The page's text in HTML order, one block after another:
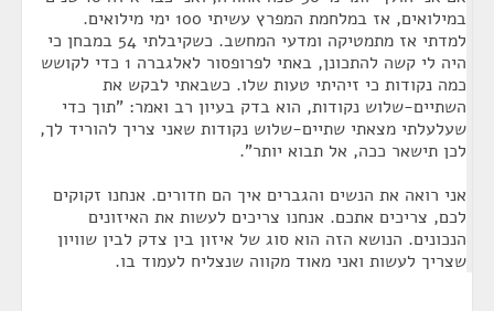
במילואים, אז במלחמת המפרץ עשיתי 100 ימי מילואים.
למדתי אז מתמטיקה ומדעי המחשב. כשקיבלתי 54 במבחן כי
היה לי קשה להתכונן, באתי לפרופסור לאלגברה 1 כדי לקושש
כמה נקודות כי זיהיתי טעות שלו. כשבאתי לבקש את
השתיים-שלוש נקודות, הוא בדק בעיון רב ואמר: "תוך כדי
שעלעלתי מצאתי שתיים-שלוש נקודות שאני צריך להוריד לך,
לכן תישאר ככה, אל תבוא יותר".
אני רואה את הנשים והגברים איך הם חדורים. אנחנו זקוקים
לכם, צריכים אתכם. אנחנו צריכים לעשות את האיזונים
הנכונים. הנושא הזה הוא סוג של איזון בין צדק לבין שוויון
שצריך לעשות ואני מאוד מקווה שנצליח לעמוד בו.